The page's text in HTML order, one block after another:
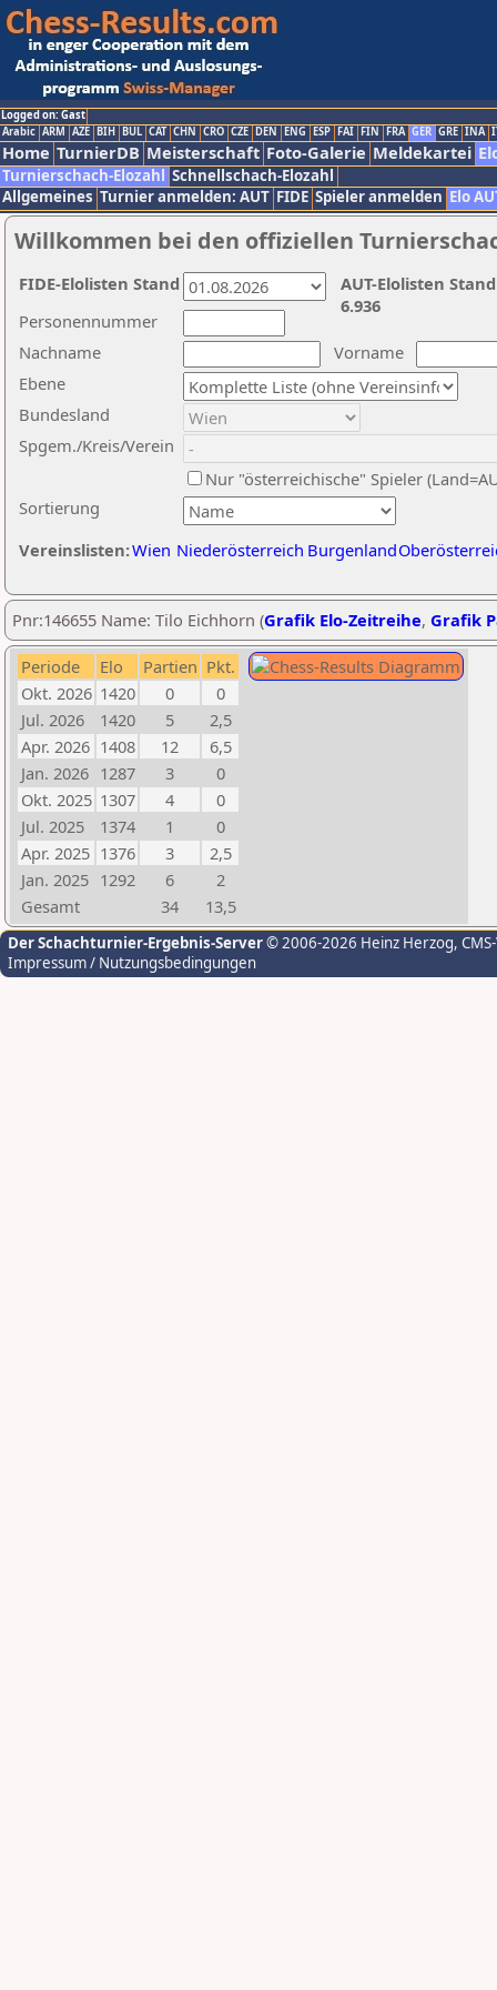
Logged on: Gast
Arabic ARM AZE BIH BUL CAT CHN CRO CZE DEN ENG ESP FAI FIN FRA GER GRE INA
Home TurnierDB Meisterschaft Foto-Galerie Meldekartei
Turnierschach-Elozahl Schnellschach-Elozahl
Allgemeines Turnier anmelden: AUT FIDE Spieler anmelden Elo
Willkommen bei den offiziellen
Nachname
Vorname
Ebene
Sortierung
Personennummer
Bundesland
Spgem./Kreis/Verein
Nur "österreichische" Spieler
Vereinslisten:Wien Niederösterreich Burgenland
AUT-Elolisten
6.936
FIDE-Elolisten Stand
Pnr:146655 Name: Tilo Eichhorn (Grafik Elo-Zeitreihe, Grafik
Periode Elo Partien Pkt.
Okt. 2026 1420 0
0
Jul. 2026
1420 5
2,5
Apr. 2026 1408 12
6,5
Jan. 2026 1287 3
0
Okt. 2025 1307 4
0
Jul. 2025
1374 1
0
Apr. 2025 1376 3
2,5
Jan. 2025 1292 6
2
Gesamt
34 13,5
Der Schachturnier-Ergebnis-Server© 2006-2026 Heinz Herzog,
Impressum / Nutzungsbedingungen